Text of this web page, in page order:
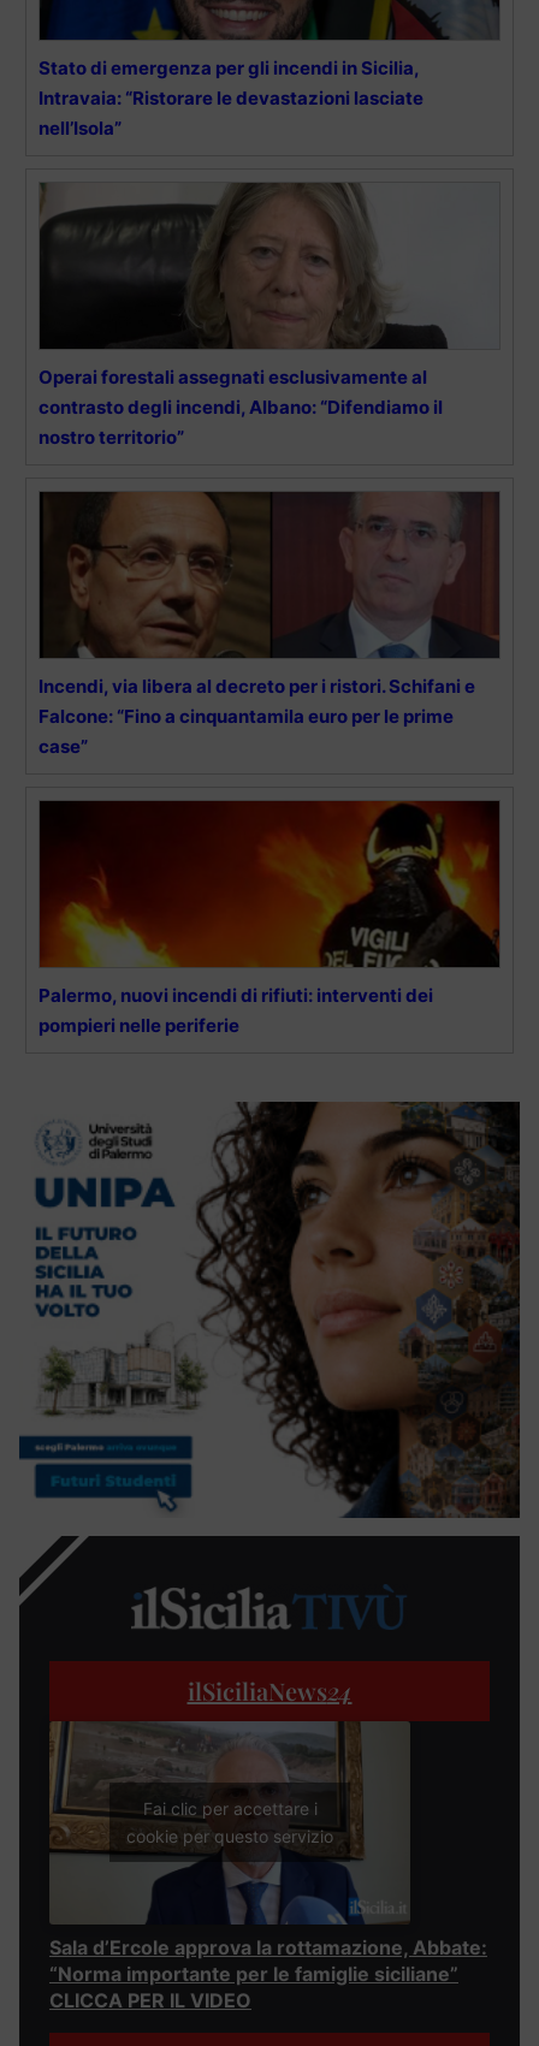
Stato di emergenza per gli incendi in Sicilia,
Intravaia: “Ristorare le devastazioni lasciate
nell’Isola”
Operai forestali assegnati esclusivamente al
contrasto degli incendi, Albano: “Difendiamo il
nostro territorio”
Incendi, via libera al decreto per i ristori. Schifani e
Falcone: “Fino a cinquantamila euro per le prime
case”
Palermo, nuovi incendi di rifiuti: interventi dei
pompieri nelle periferie
ilSiciliaNews24
Fai clic per accettare i
cookie per questo servizio
Sala d’Ercole approva la rottamazione, Abbate:
“Norma importante per le famiglie siciliane”
CLICCA PER IL VIDEO